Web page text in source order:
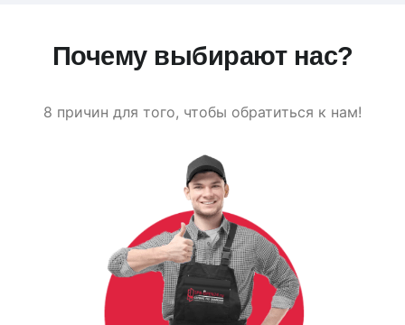
Почему выбирают нас?
8 причин для того, чтобы обратиться к нам!